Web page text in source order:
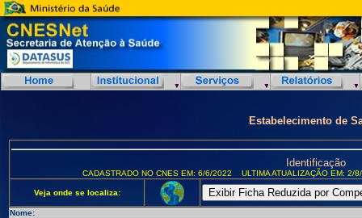
Estabelecimento de
Identificação
CADASTRADO NO CNES EM: 6/6/2022 ULTIMA ATUALIZAÇÃO EM:
Veja onde se localiza:
Nome: